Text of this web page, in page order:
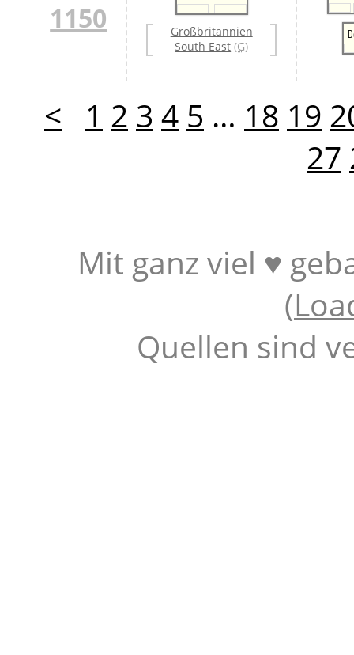
1150
Großbritannien
South East (G)
< 1 2 3 4 5 … 18 19
27
Mit ganz viel ♥
(
Quellen sind